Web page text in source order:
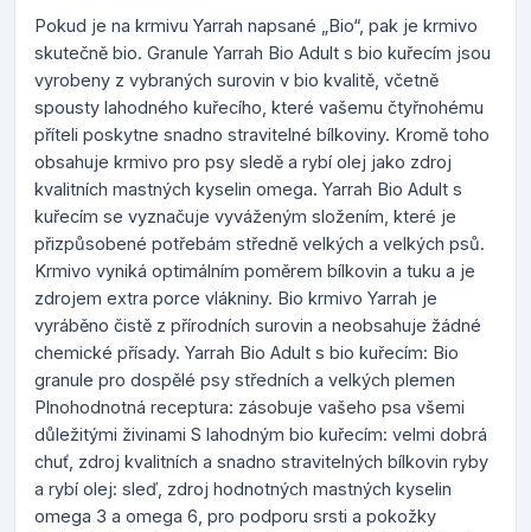
Pokud je na krmivu Yarrah napsané „Bio“, pak je krmivo
skutečně bio. Granule Yarrah Bio Adult s bio kuřecím jsou
vyrobeny z vybraných surovin v bio kvalitě, včetně
spousty lahodného kuřecího, které vašemu čtyřnohému
příteli poskytne snadno stravitelné bílkoviny. Kromě toho
obsahuje krmivo pro psy sledě a rybí olej jako zdroj
kvalitních mastných kyselin omega. Yarrah Bio Adult s
kuřecím se vyznačuje vyváženým složením, které je
přizpůsobené potřebám středně velkých a velkých psů.
Krmivo vyniká optimálním poměrem bílkovin a tuku a je
zdrojem extra porce vlákniny. Bio krmivo Yarrah je
vyráběno čistě z přírodních surovin a neobsahuje žádné
chemické přísady. Yarrah Bio Adult s bio kuřecím: Bio
granule pro dospělé psy středních a velkých plemen
Plnohodnotná receptura: zásobuje vašeho psa všemi
důležitými živinami S lahodným bio kuřecím: velmi dobrá
chuť, zdroj kvalitních a snadno stravitelných bílkovin ryby
a rybí olej: sleď, zdroj hodnotných mastných kyselin
omega 3 a omega 6, pro podporu srsti a pokožky